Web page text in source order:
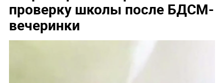
проверку школы после БДСМ-
вечеринки